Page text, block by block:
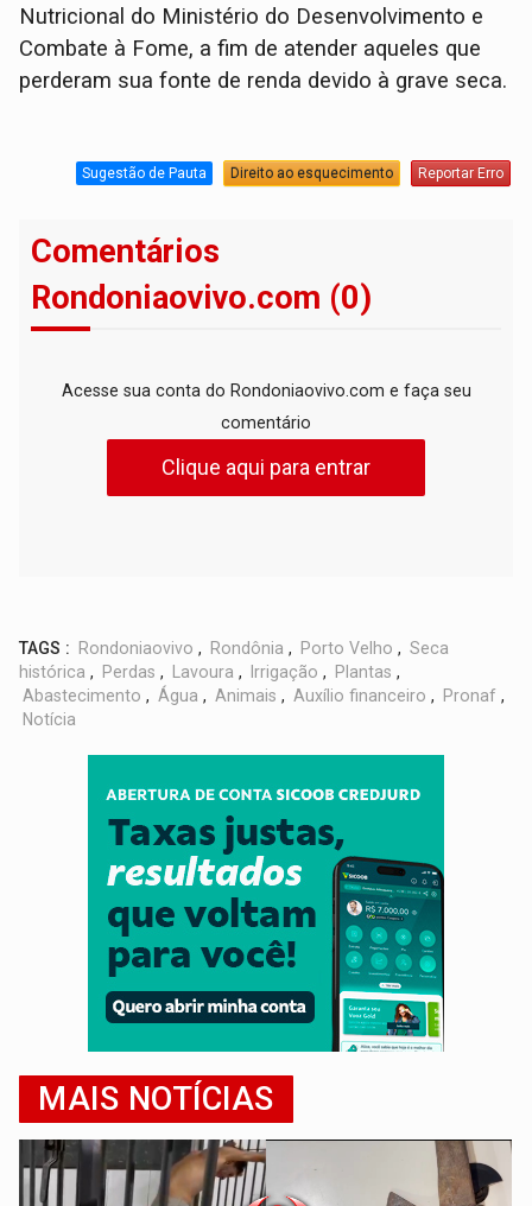
Nutricional do Ministério do Desenvolvimento e
Combate à Fome, a fim de atender aqueles que
perderam sua fonte de renda devido à grave seca.
Sugestão de Pauta Direito ao esquecimento Reportar Erro
Comentários
Rondoniaovivo.com (0)
Acesse sua conta do Rondoniaovivo.com e faça seu
comentário
Clique aqui para entrar
TAGS : Rondoniaovivo , Rondônia , Porto Velho , Seca
histórica , Perdas , Lavoura , Irrigação , Plantas ,
Abastecimento , Água , Animais , Auxílio financeiro , Pronaf ,
Notícia
MAIS NOTÍCIAS